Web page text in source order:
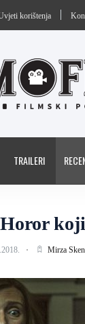
korištenja
TRAILERI
Mirza